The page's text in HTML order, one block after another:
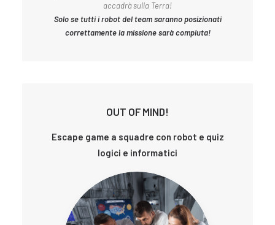
accadrà sulla Terra!
Solo se tutti i robot del team saranno posizionati
correttamente la missione sarà compiuta!
OUT OF MIND!
Escape game a squadre con robot e quiz
logici e informatici